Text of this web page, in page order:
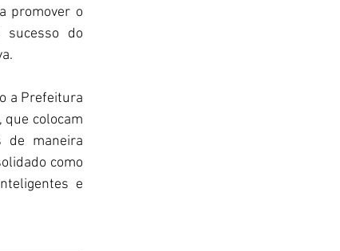
promover o
do
a Prefeitura
colocam
de maneira
como
e